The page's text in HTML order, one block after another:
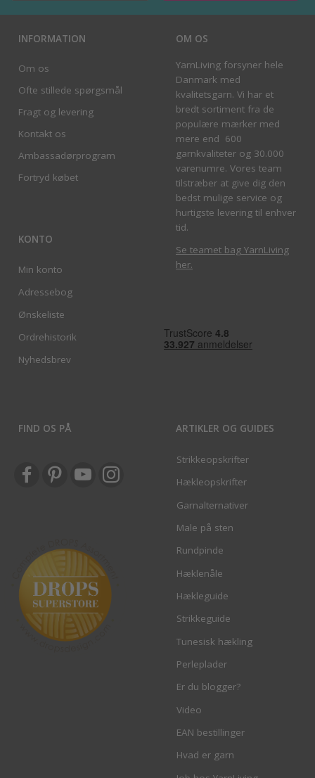
INFORMATION
Om os
Ofte stillede spørgsmål
Fragt og levering
Kontakt os
Ambassadørprogram
Fortryd købet
KONTO
Min konto
Adressebog
Ønskeliste
Ordrehistorik
Nyhedsbrev
OM OS
YarnLiving forsyner hele
Danmark med
kvalitetsgarn. Vi har et
bredt sortiment fra de
populære mærker med
mere end 600
garnkvaliteter og 30.000
varenumre. Vores team
tilstræber at give dig den
bedst mulige service og
hurtigste levering til enhver
tid.
Se teamet bag YarnLiving
her.
FIND OS PÅ ARTIKLER OG GUIDES
Strikkeopskrifter
Hækleopskrifter
Garnalternativer
Male på sten
Rundpinde
Hæklenåle
Hækleguide
Strikkeguide
Tunesisk hækling
Perleplader
Er du blogger?
Video
EAN bestillinger
Hvad er garn